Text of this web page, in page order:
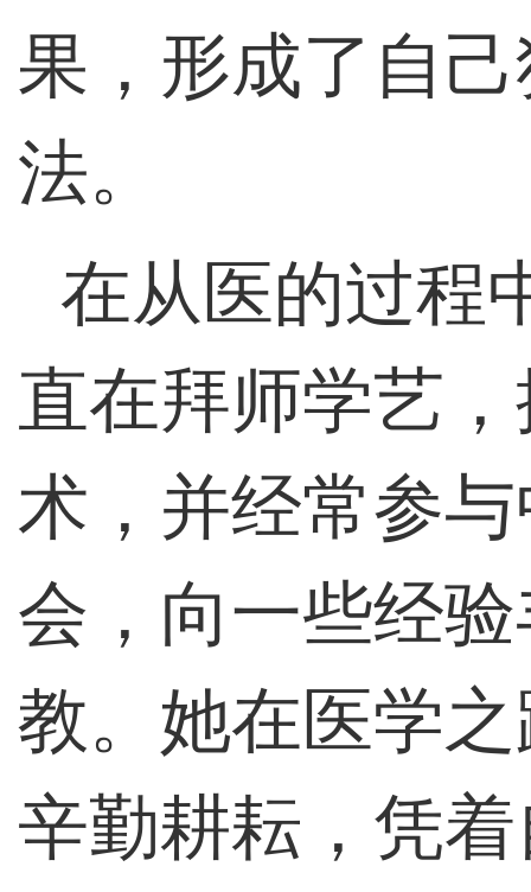
果，形成了自
法。
在从医的过程
直在拜师学艺
术，并经常参
会，向一些经
教。她在医学
辛勤耕耘，凭